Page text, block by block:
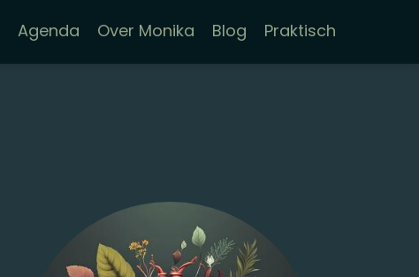
Agenda Over Monika Blog Praktisch